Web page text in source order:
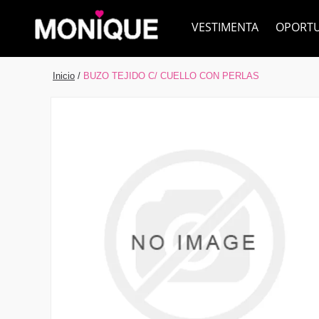
VESTIMENTA
Inicio / BUZO TEJIDO C/ CUELLO CON PERLAS